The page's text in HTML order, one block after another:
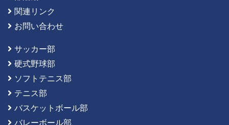
関連リンク
お問い合わせ
サッカー部
硬式野球部
ソフトテニス部
テニス部
バスケットボール部
バレーボール部